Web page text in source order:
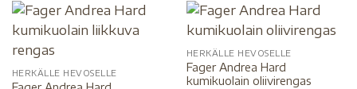
HERKÄLLE HEVOSELLE
HERKÄLLE HEVOSELLE
Fager Andrea Hard
kumikuolain oliivirengas